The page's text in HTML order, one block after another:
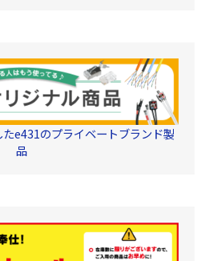
にマッチする美し
ンです。 Wi-Fi速
574Mbps
2402Mbps／
TP-
番：EAP650 周波
：2.4GHz／5GHz
規格：IEEE 802.11ax
／n／g／b／a 寸法
/壁掛け用キット、
イド（英語表記）
意事項■
説明書は英語表記
のPoE給電で対応し
属のDC12V電源ア
でも動作します。 Wi-Fi速
度：5378Mbps
／2.4GHz
5GHz メーカー名：TP-
Link 型番：EAP670
体、電源アダプタ
井取り付け／壁掛
ット、設置ガイド
表記） ■ご注意
e431のプライベートブランド製
品